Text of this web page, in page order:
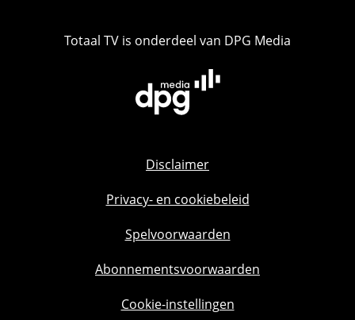
Totaal TV is onderdeel van DPG Media
Disclaimer
Privacy- en cookiebeleid
Spelvoorwaarden
Abonnementsvoorwaarden
Cookie-instellingen